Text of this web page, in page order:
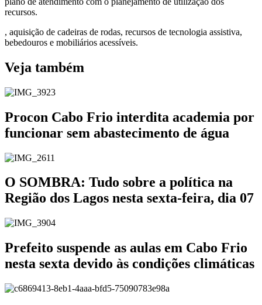
recursos.
, aquisição de cadeiras de rodas, recursos de tecnologia assistiva,
bebedouros e mobiliários acessíveis.
Veja também
Procon Cabo Frio interdita academia por
funcionar sem abastecimento de água
O SOMBRA: Tudo sobre a política na
Região dos Lagos nesta sexta-feira, dia 07
Prefeito suspende as aulas em Cabo Frio
nesta sexta devido às condições climáticas